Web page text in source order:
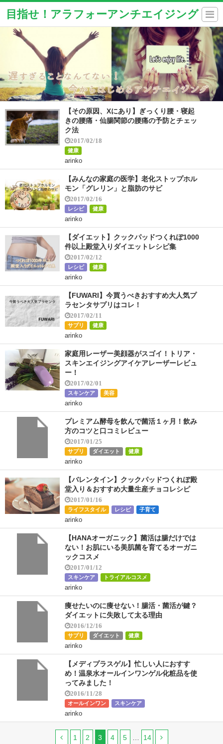
目指せ！アラフォーアンチエイジング
【その原因、Xにあり】ぎっくり腰・寝起
きの腰痛・仙腸関節の腰痛の予防とチェッ
ク法
2017/02/18
健康
arinko
【みんなの家庭の医学】老化ストップホル
モン「グレリン」と脂肪のサビ
2017/02/16
レシピ 健康
arinko
【ダイエット】クックパッドつくれぽ1000
件以上殿堂入りダイエットレシピ集
2017/02/12
レシピ 健康
arinko
【FUWARI】今買うべきおすすめ大人気プ
ラセンタサプリはコレ！
2017/02/11
サプリ 健康
arinko
家庭用レーザー美顔器がスゴイ！トリア・
スキンエイジングアイケアレーザーレビュ
ー！
2017/02/01
スキンケア 美容
arinko
プレミアム酵母を飲んで菌活１ヶ月！飲み
方のコツと口コミレビュー
2017/01/25
サプリ ダイエット 健康
arinko
【バレンタイン】クックパッドつくれぽ殿
堂入り＆おすすめ大量生産チョコレシピ
2017/01/16
ライフスタイル レシピ 子育て
arinko
【HANAオーガニック】菌活は腸だけでは
ない！お肌にいる美肌菌を育てるオーガニ
ックコスメ
2017/01/12
スキンケア トライアルコスメ
arinko
痩せたいのに痩せない！腸活・菌活が鍵？
ダイエットに失敗して太る理由
2016/12/16
サプリ ダイエット 健康
arinko
【メディプラスゲル】忙しい人におすす
め！温泉水オールインワンゲル化粧品を使
ってみました！
2016/11/28
オールインワン スキンケア
arinko
1 2 3 4 5 14